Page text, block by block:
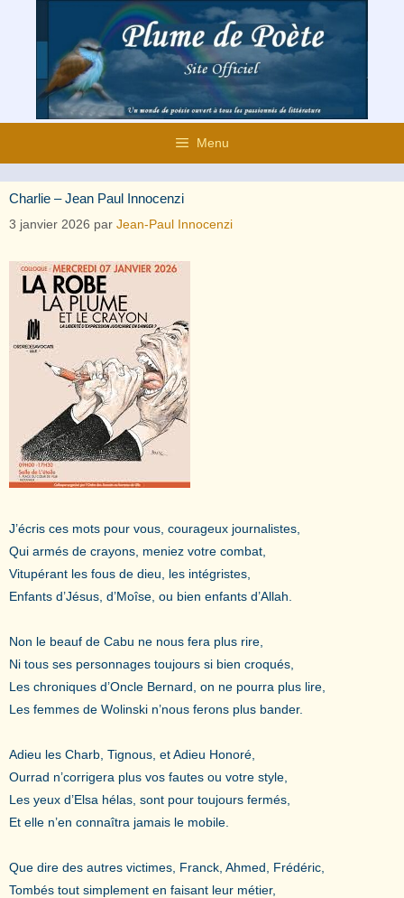
contenu
Menu
Charlie – Jean Paul Innocenzi
3 janvier 2026 par Jean-Paul Innocenzi
J’écris ces mots pour vous, courageux journalistes,
Qui armés de crayons, meniez votre combat,
Vitupérant les fous de dieu, les intégristes,
Enfants d’Jésus, d’Moîse, ou bien enfants d’Allah.
Non le beauf de Cabu ne nous fera plus rire,
Ni tous ses personnages toujours si bien croqués,
Les chroniques d’Oncle Bernard, on ne pourra plus lire,
Les femmes de Wolinski n’nous ferons plus bander.
Adieu les Charb, Tignous, et Adieu Honoré,
Ourrad n’corrigera plus vos fautes ou votre style,
Les yeux d’Elsa hélas, sont pour toujours fermés,
Et elle n’en connaîtra jamais le mobile.
Que dire des autres victimes, Franck, Ahmed, Frédéric,
Tombés tout simplement en faisant leur métier,